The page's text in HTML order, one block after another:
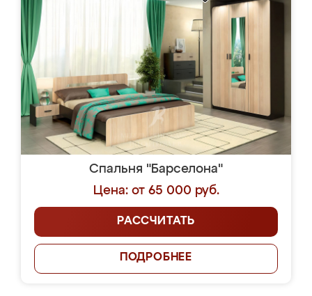
Спальня "Барселона"
Цена: от 65 000 руб.
РАССЧИТАТЬ
ПОДРОБНЕЕ